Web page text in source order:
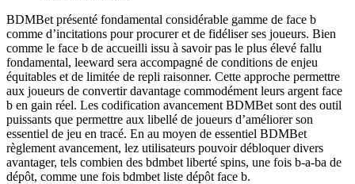
BDMBet présenté fondamental considérable gamme de face b
comme d’incitations pour procurer et de fidéliser ses joueurs. Bien
comme le face b de accueilli issu à savoir pas le plus élevé fallu
fondamental, leeward sera accompagné de conditions de enjeu
équitables et de limitée de repli raisonner. Cette approche permettre
aux joueurs de convertir davantage commodément leurs argent face
b en gain réel. Les codification avancement BDMBet sont des outil
puissants que permettre aux libellé de joueurs d’améliorer son
essentiel de jeu en tracé. En au moyen de essentiel BDMBet
règlement avancement, lez utilisateurs pouvoir débloquer divers
avantager, tels combien des bdmbet liberté spins, une fois b-a-ba de
dépôt, comme une fois bdmbet liste dépôt face b.